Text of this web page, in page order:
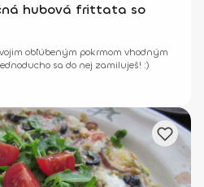
hubová frittata so
obľúbeným pokrmom vhodným
sa do nej zamiluješ! :)